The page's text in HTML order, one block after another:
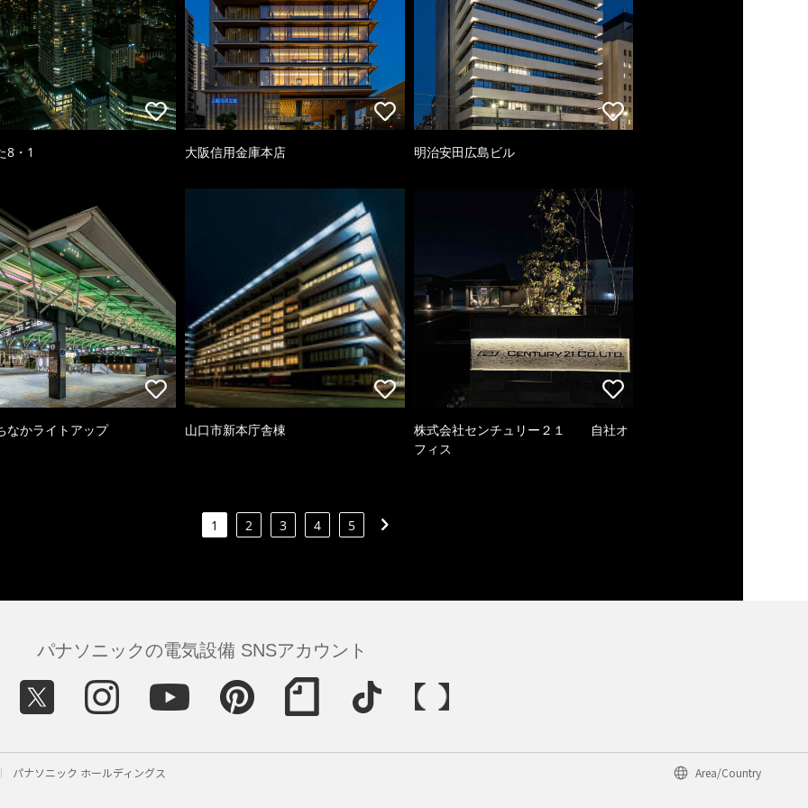
8・1 大阪信用金庫本店 明治安田広島ビル
なかライトアップ 山口市新本庁舎棟
株式会社センチュリー２１ 自社オ
フィス
1 2 3 4 5
パナソニックの電気設備 SNSアカウント
パナソニック ホールディングス Area/Country